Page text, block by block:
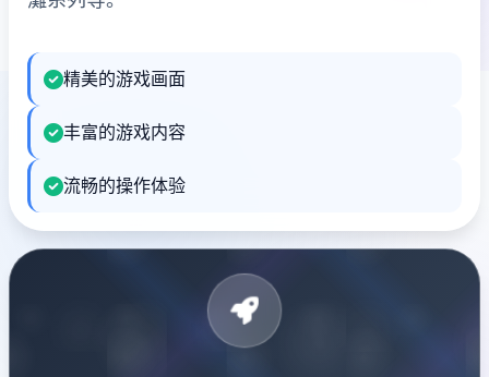
精美的游戏画面
丰富的游戏内容
流畅的操作体验